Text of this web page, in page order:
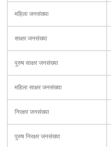
महिला जनसंख्या
साक्षर जनसंख्या
पुरुष साक्षर जनसंख्या
महिला साक्षर जनसंख्या
निरक्षर जनसंख्या
पुरुष निरक्षर जनसंख्या